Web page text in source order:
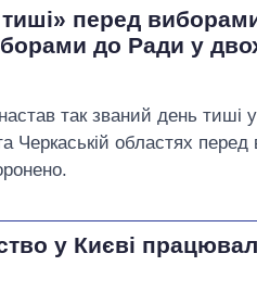
перед
до Ради у
так званий день тиші
Черкаській областях
у Києві